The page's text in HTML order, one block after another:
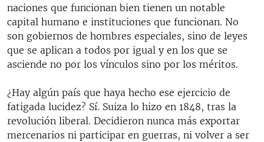
naciones que funcionan bien tienen un notable
capital humano e instituciones que funcionan. No
son gobiernos de hombres especiales, sino de leyes
que se aplican a todos por igual y en los que se
asciende no por los vínculos sino por los méritos.
¿Hay algún país que haya hecho ese ejercicio de
fatigada lucidez? Sí. Suiza lo hizo en 1848, tras la
revolución liberal. Decidieron nunca más exportar
mercenarios ni participar en guerras, ni volver a ser